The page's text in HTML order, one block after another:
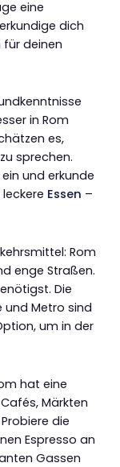
eine
dich
deinen
in Rom
es,
sprechen.
und erkunde
Essen –
Rom
enge Straßen.
Die
und Metro sind
um in der
hat eine
Märkten
die
Espresso an
Gassen